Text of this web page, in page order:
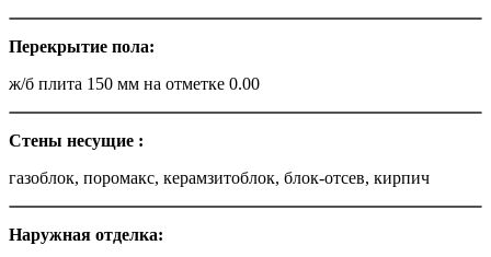
Перекрытие пола:
ж/б плита 150 мм на отметке 0.00
Стены несущие :
газоблок, поромакс, керамзитоблок, блок-отсев, кирпич
Наружная отделка: